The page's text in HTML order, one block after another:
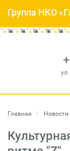
Группа НКО
Главная Новости